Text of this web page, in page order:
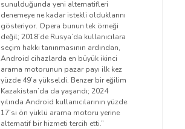
sunulduğunda yeni alternatifleri
denemeye ne kadar istekli olduklarını
gösteriyor. Opera bunun tek örneği
değil; 2018’de Rusya’da kullanıcılara
seçim hakkı tanınmasının ardından,
Android cihazlarda en büyük ikinci
arama motorunun pazar payı ilk kez
yüzde 49’a yükseldi. Benzer bir eğilim
Kazakistan’da da yaşandı; 2024
yılında Android kullanıcılarının yüzde
17’si ön yüklü arama motoru yerine
alternatif bir hizmeti tercih etti.”